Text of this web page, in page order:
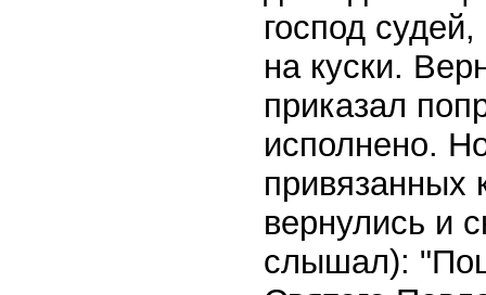
господ
на куски.
приказал
исполнено.
привязанных
вернулись и
слышал):